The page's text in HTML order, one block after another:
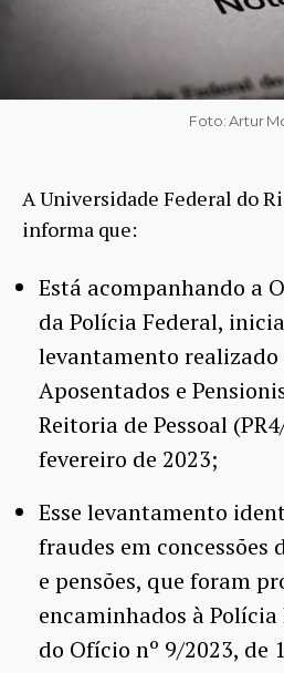
Foto: Artur
A Universidade Federal do
informa que:
Está acompanhando a
da Polícia Federal,
levantamento realizado
Aposentados e
Reitoria de Pessoal
fevereiro de 2023;
Esse levantamento
fraudes em concessões
e pensões, que foram
encaminhados à
do Ofício nº 9/2023, de